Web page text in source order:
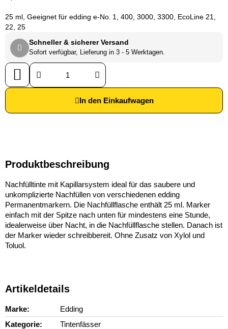
25 ml, Geeignet für edding e-No. 1, 400, 3000, 3300, EcoLine 21,
22, 25
Schneller & sicherer Versand
Sofort verfügbar, Lieferung in 3 - 5 Werktagen.
In den Einkaufwagen
Produktbeschreibung
Nachfülltinte mit Kapillarsystem ideal für das saubere und
unkomplizierte Nachfüllen von verschiedenen edding
Permanentmarkern. Die Nachfüllflasche enthält 25 ml. Marker
einfach mit der Spitze nach unten für mindestens eine Stunde,
idealerweise über Nacht, in die Nachfüllflasche stellen. Danach ist
der Marker wieder schreibbereit. Ohne Zusatz von Xylol und
Toluol.
Artikeldetails
Marke
Edding
Kategorie
Tintenfässer